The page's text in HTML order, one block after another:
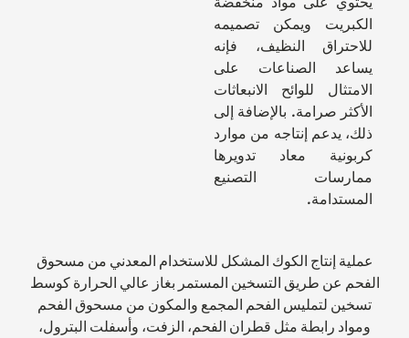
الكبريت ويمكن تصميمه
للاحتراق النظيف، فإنه
يساعد الصناعات على
الامتثال للوائح الانبعاثات
الأكثر صرامة. بالإضافة إلى
ذلك، يدعم إنتاجه من موارد
كربونية معاد تدويرها
ممارسات التصنيع
المستدامة.
عملية إنتاج الكوك المشكل للاستخدام المعدني من مسحوق
الفحم عن طريق التسخين المستمر بغاز عالي الحرارة كوسط
تسخين لتمليس الفحم المجمع والمكون من مسحوق الفحم
ومواد رابطة مثل قطران الفحم، الزفت، وأسفلت البترول،